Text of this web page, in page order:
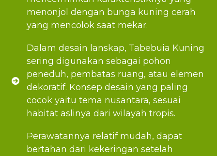
menonjol dengan bunga kuning cerah
yang mencolok saat mekar.
Dalam desain lanskap, Tabebuia Kuning
sering digunakan sebagai pohon
peneduh, pembatas ruang, atau elemen
dekoratif. Konsep desain yang paling
cocok yaitu tema nusantara, sesuai
habitat aslinya dari wilayah tropis.
Perawatannya relatif mudah, dapat
bertahan dari kekeringan setelah